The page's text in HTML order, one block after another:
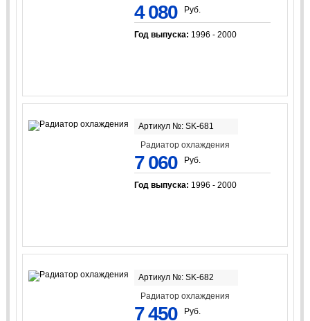
4 080 Руб.
Год выпуска: 1996 - 2000
Артикул №: SK-681
Радиатор охлаждения
7 060 Руб.
Год выпуска: 1996 - 2000
Артикул №: SK-682
Радиатор охлаждения
7 450 Руб.